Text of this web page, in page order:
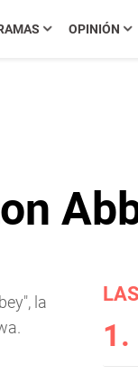
OPINIÓN
la